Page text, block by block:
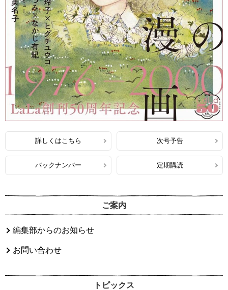
詳しくはこちら 次号予告
バックナンバー 定期購読
ご案内
編集部からのお知らせ
お問い合わせ
トピックス